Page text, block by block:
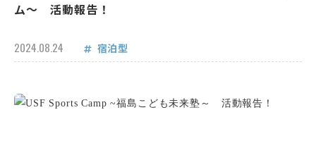
ム～ 活動報告！
2024.08.24 宿泊型